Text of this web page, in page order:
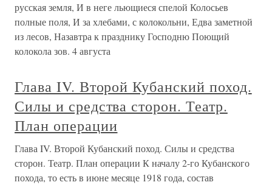
русская земля, И в неге льющиеся спелой Колосьев
полные поля, И за хлебами, с колокольни, Едва заметной
из лесов, Назавтра к празднику Господню Поющий
колокола зов. 4 августа
Глава IV. Второй Кубанский поход.
Силы и средства сторон. Театр.
План операции
Глава IV. Второй Кубанский поход. Силы и средства
сторон. Театр. План операции К началу 2-го Кубанского
похода, то есть в июне месяце 1918 года, состав